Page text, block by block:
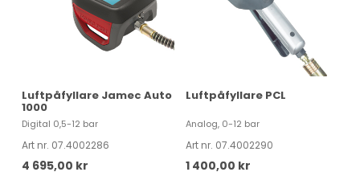
Luftpåfyllare Jamec Auto
1000
Digital 0,5-12 bar
Art nr. 07.4002286
4 695,00 kr
Luftpåfyllare PCL
Analog, 0-12 bar
Art nr. 07.4002290
1 400,00 kr